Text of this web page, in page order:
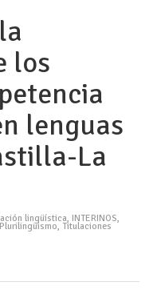
los
lenguas
La
lingüística, INTERINOS,
Plurilingüismo, Titulaciones